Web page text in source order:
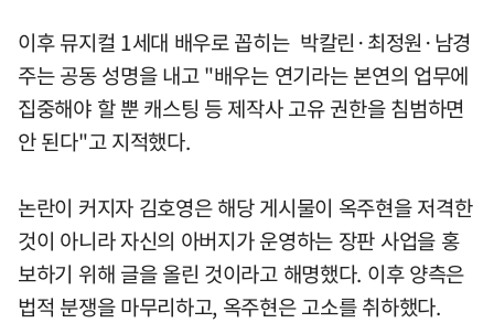
이후 뮤지컬 1세대 배우로 꼽히는 박칼린·최정원·남경
주는 공동 성명을 내고 "배우는 연기라는 본연의 업무에
집중해야 할 뿐 캐스팅 등 제작사 고유 권한을 침범하면
안 된다"고 지적했다.
논란이 커지자 김호영은 해당 게시물이 옥주현을 저격한
것이 아니라 자신의 아버지가 운영하는 장판 사업을 홍
보하기 위해 글을 올린 것이라고 해명했다. 이후 양측은
법적 분쟁을 마무리하고, 옥주현은 고소를 취하했다.